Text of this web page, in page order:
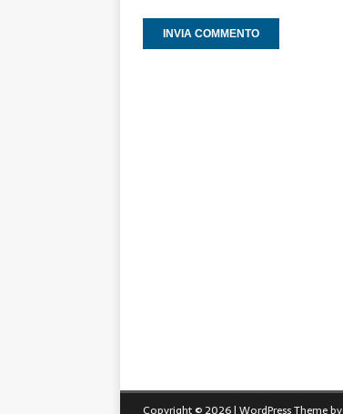
Copyright © 2026 | WordPress Theme by